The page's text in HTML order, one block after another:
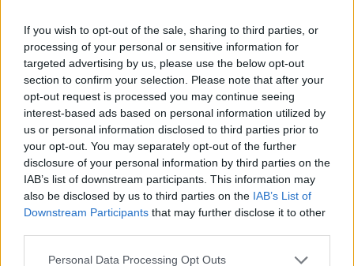
If you wish to opt-out of the sale, sharing to third parties, or
processing of your personal or sensitive information for
targeted advertising by us, please use the below opt-out
section to confirm your selection. Please note that after your
opt-out request is processed you may continue seeing
interest-based ads based on personal information utilized by
us or personal information disclosed to third parties prior to
your opt-out. You may separately opt-out of the further
disclosure of your personal information by third parties on the
IAB’s list of downstream participants. This information may
also be disclosed by us to third parties on the IAB’s List of
Downstream Participants that may further disclose it to other
Please note that this website/app uses one or more Google
Personal Data Processing Opt Outs
Σάββατο αλυσοδεμένη σε δένδρο, από έναν
βοσκό που άκουσε τις κραυγές της για
βοήθεια.